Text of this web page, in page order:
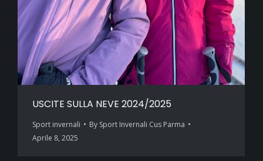
USCITE SULLA NEVE 2024/2025
Sport invernali By Sport Invernali Cus Parma
Aprile 8, 2025